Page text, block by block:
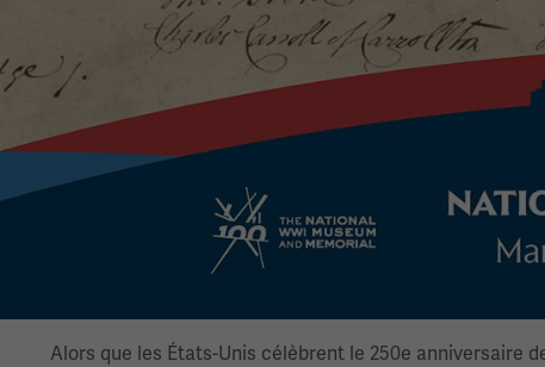
Alors que les États-Unis célèbrent le 250e anniversaire